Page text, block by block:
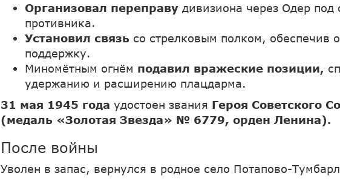
Организовал переправу дивизиона через Одер под
противника.
Установил связь со стрелковым полком, обеспечив
поддержку.
Миномётным огнём подавил вражеские позиции,
удержанию и расширению плацдарма.
31 мая 1945 года удостоен звания Героя Советского
(медаль «Золотая Звезда» № 6779, орден Ленина).
После войны
Уволен в запас, вернулся в родное село Потапово-